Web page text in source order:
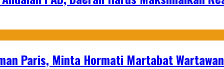
Paris, Minta Hormati Martabat